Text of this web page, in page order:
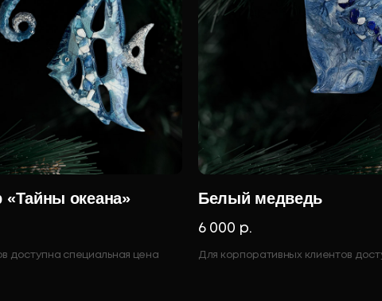
Белый медведь
Для корпоративных клиентов
6 000 р.
океана»
доступна специальная цена